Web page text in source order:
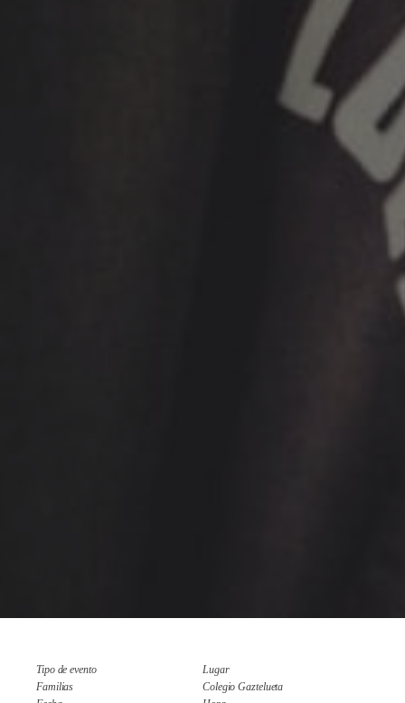
Tipo de evento
Familias
Lugar
Colegio Gaztelueta